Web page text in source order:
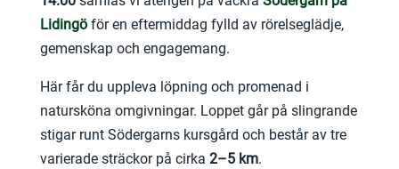
Lidingöför en eftermiddag fylld av rörelseglädje,
gemenskap och engagemang.
Här får du uppleva löpning och promenad i
natursköna omgivningar. Loppet går på slingrande
stigar runt Södergarns kursgård och består av tre
varierade sträckor på cirka 2–5 km.